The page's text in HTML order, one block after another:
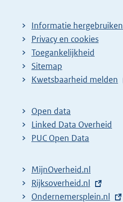
Informatie hergebruiken
Privacy en cookies
Toegankelijkheid
Sitemap
E
t
e
r
l
i
Kwetsbaarheid melden
Open data
Linked Data Overheid
PUC Open Data
MijnOverheid.nl
E
x
Rijksoverheid.nl
E
Ondernemersplein.nl